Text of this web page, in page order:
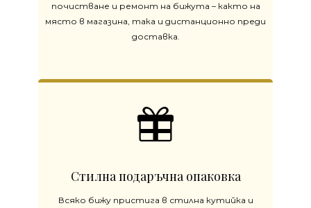
почистване и ремонт на бижута – както на
място в магазина, така и дистанционно преди
доставка.
Стилна подаръчна опаковка
Всяко бижу пристига в стилна кутийка и